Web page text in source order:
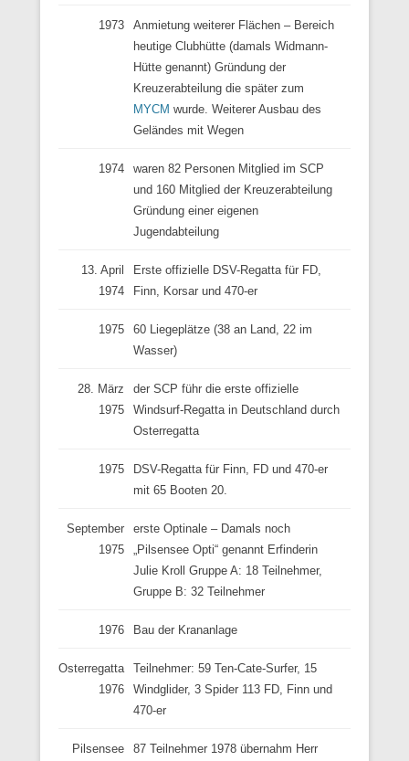
1973
Anmietung weiterer Flächen – Bereich
heutige Clubhütte (damals Widmann-
Hütte genannt) Gründung der
Kreuzerabteilung die später zum
MYCM wurde. Weiterer Ausbau des
Geländes mit Wegen
1974
waren 82 Personen Mitglied im SCP
und 160 Mitglied der Kreuzerabteilung
Gründung einer eigenen
Jugendabteilung
13. April
1974
Erste offizielle DSV-Regatta für FD,
Finn, Korsar und 470-er
1975
60 Liegeplätze (38 an Land, 22 im
Wasser)
28. März
1975
der SCP führ die erste offizielle
Windsurf-Regatta in Deutschland durch
Osterregatta
1975
DSV-Regatta für Finn, FD und 470-er
mit 65 Booten 20.
September
1975
erste Optinale – Damals noch
„Pilsensee Opti“ genannt Erfinderin
Julie Kroll Gruppe A: 18 Teilnehmer,
Gruppe B: 32 Teilnehmer
1976 Bau der Krananlage
Osterregatta
1976
Teilnehmer: 59 Ten-Cate-Surfer, 15
Windglider, 3 Spider 113 FD, Finn und
470-er
Pilsensee
87 Teilnehmer 1978 übernahm Herr